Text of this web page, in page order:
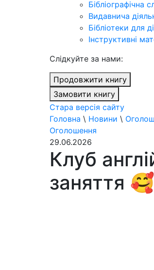
Бібліографічна
Видавнича
Бібліотеки для
Інструктивні
Cлідкуйте за нами:
Продовжити книгу
Замовити книгу
Стара версія сайту
Головна \ Новини \
Оголошення
29.06.2026
Клуб
заняття 🥰